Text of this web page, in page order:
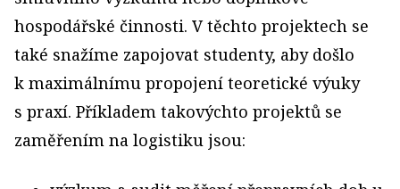
hospodářské činnosti. V těchto projektech se
také snažíme zapojovat studenty, aby došlo
k maximálnímu propojení teoretické výuky
s praxí. Příkladem takovýchto projektů se
zaměřením na logistiku jsou: